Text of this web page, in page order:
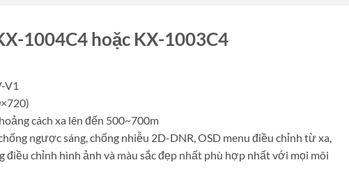
1004C4 hoặc KX-1003C4
V1
cách xa lên đến 500~700m
ngược sáng, chống nhiễu 2D-DNR, OSD menu điều chỉnh từ xa,
điều chỉnh hình ảnh và màu sắc đẹp nhất phù hợp nhất với mọi môi